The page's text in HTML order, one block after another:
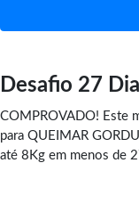
Desafio 27
COMPROVADO! Este
para QUEIMAR
até 8Kg em menos de